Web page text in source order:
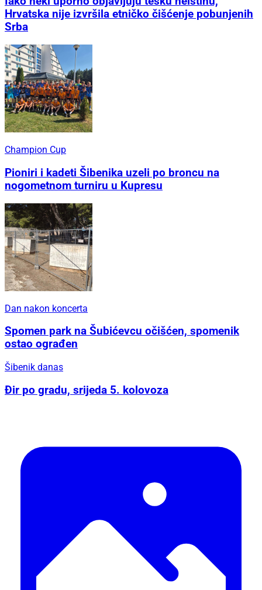
Hrvatska nije izvršila etničko čišćenje pobunjenih
Srba
Champion Cup
Pioniri i kadeti Šibenika uzeli po broncu na
nogometnom turniru u Kupresu
Dan nakon koncerta
Spomen park na Šubićevcu očišćen, spomenik
ostao ograđen
Šibenik danas
Đir po gradu, srijeda 5. kolovoza